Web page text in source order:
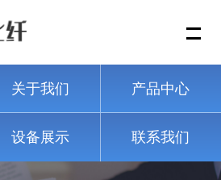
关于我们 产品中心
设备展示 联系我们